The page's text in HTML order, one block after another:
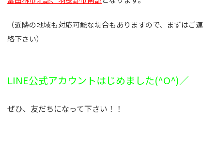
（近隣の地域も対応可能な場合もありますので、まずはご連
絡下さい）
LINE公式アカウントはじめました(^O^)／
ぜひ、友だちになって下さい！！